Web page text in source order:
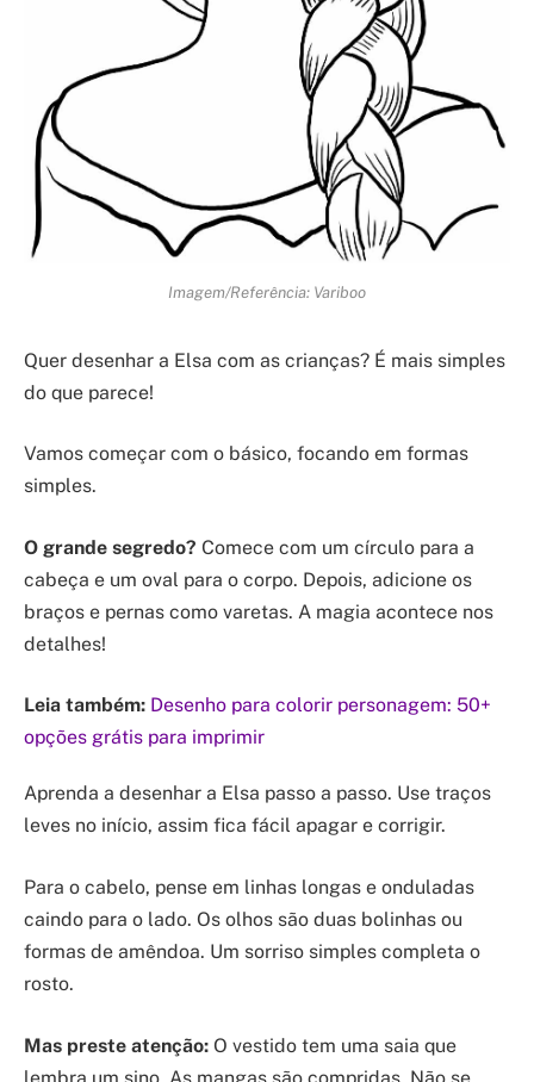
Imagem/Referência: Variboo
Quer desenhar a Elsa com as crianças? É mais simples
do que parece!
Vamos começar com o básico, focando em formas
simples.
O grande segredo? Comece com um círculo para a
cabeça e um oval para o corpo. Depois, adicione os
braços e pernas como varetas. A magia acontece nos
detalhes!
Leia também: Desenho para colorir personagem: 50+
opções grátis para imprimir
Aprenda a desenhar a Elsa passo a passo. Use traços
leves no início, assim fica fácil apagar e corrigir.
Para o cabelo, pense em linhas longas e onduladas
caindo para o lado. Os olhos são duas bolinhas ou
formas de amêndoa. Um sorriso simples completa o
rosto.
Mas preste atenção: O vestido tem uma saia que
lembra um sino. As mangas são compridas. Não se